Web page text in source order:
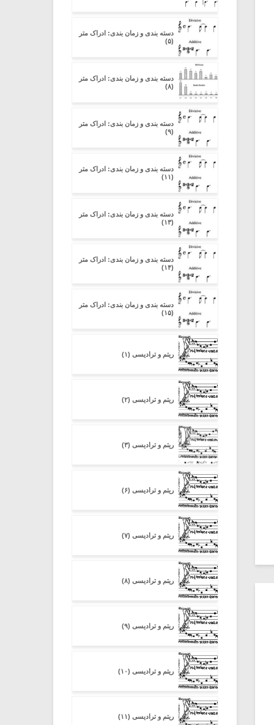
دسته بندی و زمان بندی: ادراک متر
(۵)
دسته بندی و زمان بندی: ادراک متر
(۸)
دسته بندی و زمان بندی: ادراک متر
(۹)
دسته بندی و زمان بندی: ادراک متر
(۱۱)
دسته بندی و زمان بندی: ادراک متر
(۱۳)
دسته بندی و زمان بندی: ادراک متر
(۱۴)
دسته بندی و زمان بندی: ادراک متر
(۱۵)
ریتم و ترادیسی (۱)
ریتم و ترادیسی (۲)
ریتم و ترادیسی (۳)
ریتم و ترادیسی (۶)
ریتم و ترادیسی (۷)
ریتم و ترادیسی (۸)
ریتم و ترادیسی (۹)
ریتم و ترادیسی (۱۰)
ریتم و ترادیسی (۱۱)